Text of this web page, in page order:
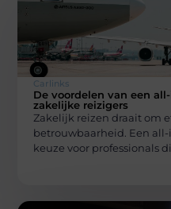
Carlinks
De voordelen van een
zakelijke reizigers
Zakelijk reizen draait om
betrouwbaarheid. Een
keuze voor professionals